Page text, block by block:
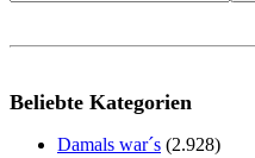
Beliebte Kategorien
Damals war´s (2.928)